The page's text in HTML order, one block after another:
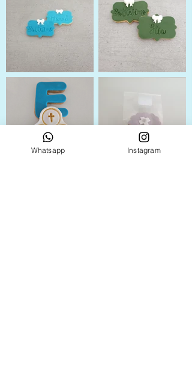
Whatsapp Instagram